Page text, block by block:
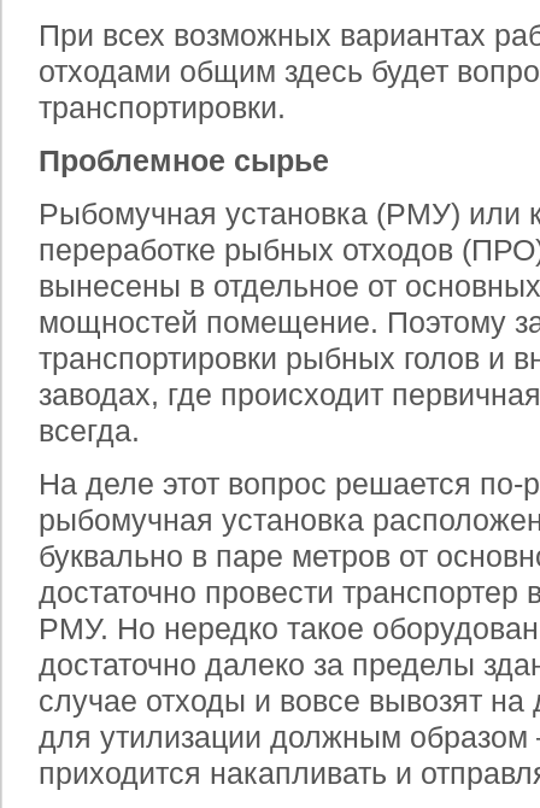
При всех возможных вариантах
отходами общим здесь будет
транспортировки.
Проблемное сырье
Рыбомучная установка (РМУ) или
переработке рыбных отходов
вынесены в отдельное от
мощностей помещение. Поэтому
транспортировки рыбных голов и
заводах, где происходит
всегда.
На деле этот вопрос решается по-
рыбомучная установка
буквально в паре метров от
достаточно провести
РМУ. Но нередко такое
достаточно далеко за пределы
случае отходы и вовсе вывозят на
для утилизации должным образом
приходится накапливать и